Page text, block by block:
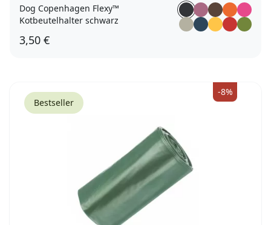
Dog Copenhagen Flexy™
Kotbeutelhalter schwarz
3,50 €
Bestseller
-8%